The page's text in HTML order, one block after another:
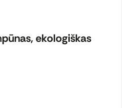
ekologiškas